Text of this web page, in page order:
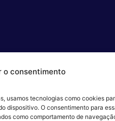
o consentimento
usamos tecnologias como cookies
dispositivo. O consentimento para
como comportamento de
TI.
– 3°Andar,